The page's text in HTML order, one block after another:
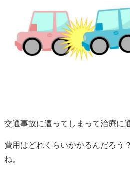
交通事故に遭ってしまって治療に
費用はどれくらいかかるんだろう
ね。